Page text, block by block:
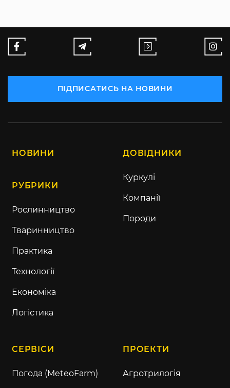
ПІДПИСАТИСЬ НА НОВИНИ
НОВИНИ
РУБРИКИ
Рослинництво
Тваринництво
Практика
Технології
Економіка
Логістика
ДОВІДНИКИ
Куркулі
Компанії
Породи
СЕРВІСИ
Погода (MeteoFarm)
ПРОЕКТИ
Агротрилогія